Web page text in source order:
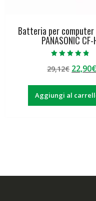
Batteria per
PANASONIC CF-
4.50
su 5
29,12€ Il
era:
22,90€
Aggiungi al